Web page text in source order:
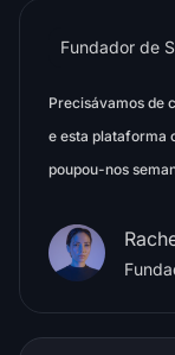
Fundador de
Precisávamos de
e esta plataforma
poupou-nos